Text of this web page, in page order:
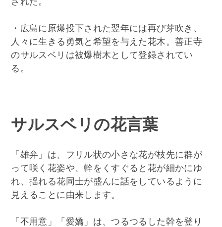
・広島に原爆投下された翌年には再び芽吹き、
人々に生きる勇気と希望を与えた花木。善正寺
のサルスベリは被爆樹木として登録されてい
る。
サルスベリの花言葉
「雄弁」は、フリル状の小さな花が枝先に群が
って咲く花姿や、幹をくすぐると花が細かにゆ
れ、揺れる花同士が盛んに話をしているように
見えることに由来します。
「不用意」「愛嬌」は、つるつるした幹を登り